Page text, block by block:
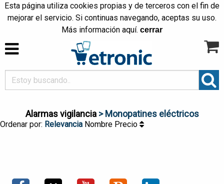
Esta página utiliza cookies propias y de terceros con el fin de
mejorar el servicio. Si continuas navegando, aceptas su uso.
Más información aquí. cerrar
Alarmas vigilancia> Monopatines eléctricos
Ordenar por: Relevancia Nombre Precio